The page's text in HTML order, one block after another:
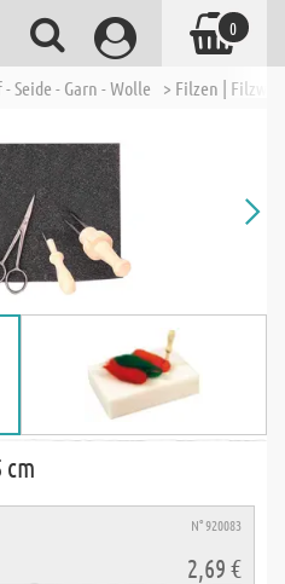
- Seide - Garn - Wolle > Filzen |
cm
N° 920083
2,69 €
0